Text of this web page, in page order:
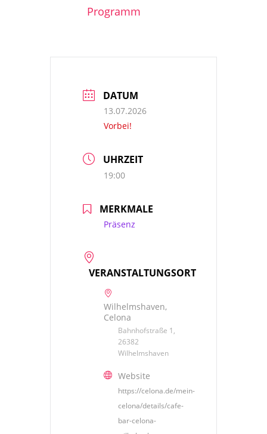
Programm
DATUM
13.07.2026
Vorbei!
UHRZEIT
19:00
MERKMALE
Präsenz
VERANSTALTUNGSORT
Wilhelmshaven,
Celona
Bahnhofstraße 1,
26382
Wilhelmshaven
Website
https://celona.de/mein-
celona/details/cafe-
bar-celona-